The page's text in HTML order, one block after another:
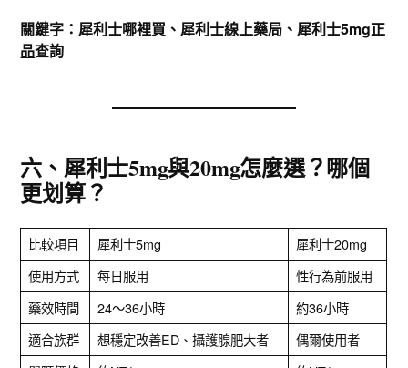
關鍵字：犀利士哪裡買、犀利士線上藥局、 犀利士5mg正
品查詢
六、犀利士5mg與20mg怎麼選？哪個
更划算？
比較項目 犀利士5mg
犀利士20mg
使用方式
每日服用
性行為前服用
藥效時間
24～36小時
約36小時
適合族群
想穩定改善ED、攝護腺肥大者
偶爾使用者